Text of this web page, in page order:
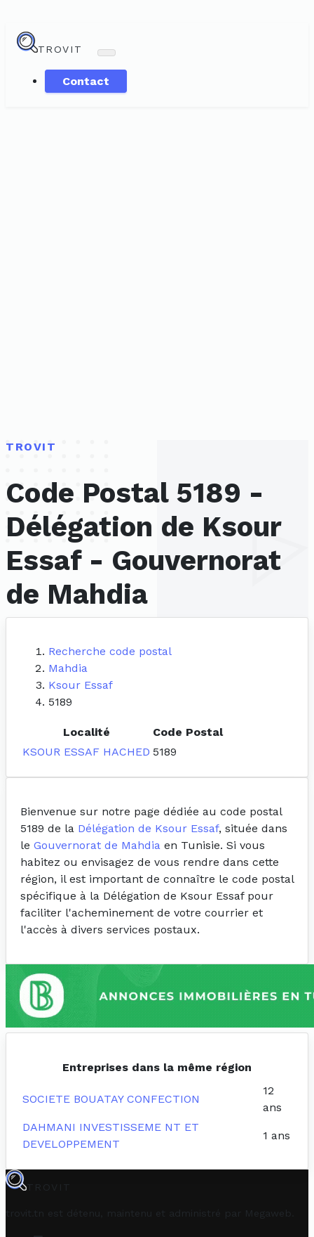
TROVIT
Contact
TROVIT
Code Postal 5189 -
Délégation de Ksour
Essaf - Gouvernorat
de Mahdia
Recherche code postal
Mahdia
Ksour Essaf
5189
Localité
Code Postal
KSOUR ESSAF HACHED 5189
Bienvenue sur notre page dédiée au code postal
5189 de la Délégation de Ksour Essaf, située dans
le Gouvernorat de Mahdia en Tunisie. Si vous
habitez ou envisagez de vous rendre dans cette
région, il est important de connaître le code postal
spécifique à la Délégation de Ksour Essaf pour
faciliter l'acheminement de votre courrier et
l'accès à divers services postaux.
Entreprises dans la même région
SOCIETE BOUATAY CONFECTION
12
ans
DAHMANI INVESTISSEME NT ET
DEVELOPPEMENT
1 ans
TROVIT
trovit.tn est détenu, maintenu et administré par Megaweb